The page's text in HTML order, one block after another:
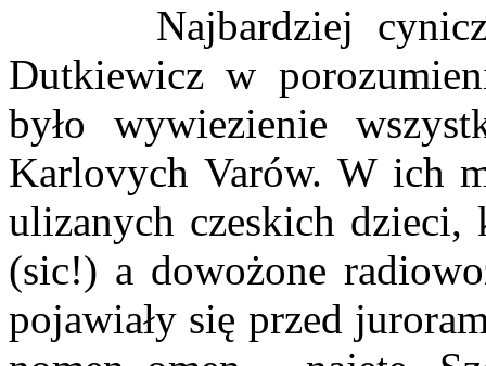
Najbardziej
Dutkiewicz w
było wywiezienie
Karlovych Varów. W ich
ulizanych czeskich
(sic!) a dowożone
pojawiały się przed